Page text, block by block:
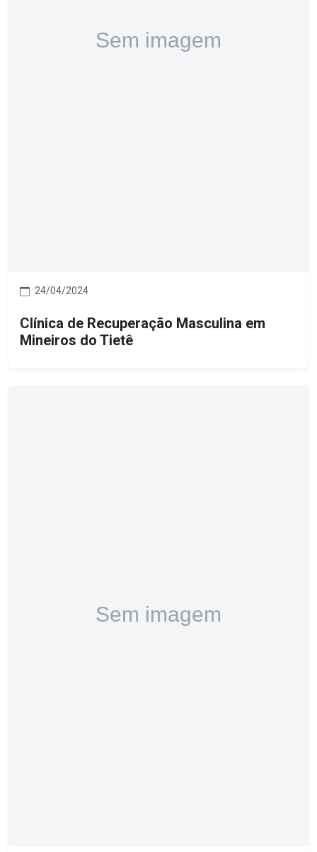
24/04/2024
Clínica de Recuperação Masculina em
Mineiros do Tietê